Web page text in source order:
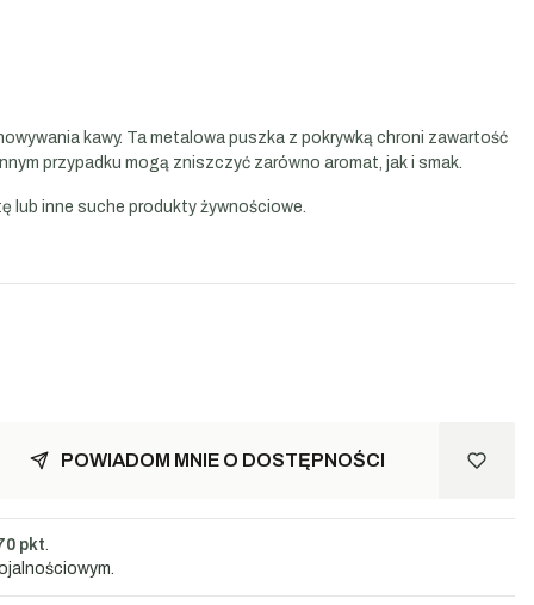
kawy. Ta metalowa puszka z pokrywką chroni zawartość
przypadku mogą zniszczyć zarówno aromat, jak i smak.
lub inne suche produkty żywnościowe.
POWIADOM MNIE O DOSTĘPNOŚCI
pkt.